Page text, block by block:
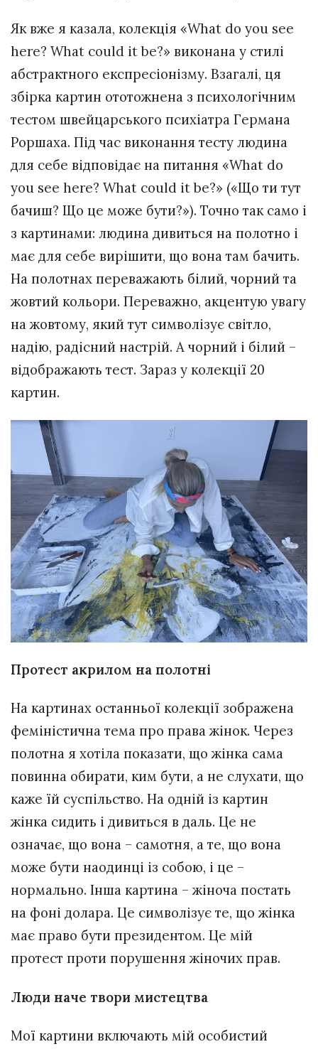
Як вже я казала, колекція «What do you see
here? What could it be?» виконана у стилі
абстрактного експресіонізму. Взагалі, ця
збірка картин ототожнена з психологічним
тестом швейцарського психіатра Германа
Роршаха. Під час виконання тесту людина
для себе відповідає на питання «What do
you see here? What could it be?» («Що ти тут
бачиш? Що це може бути?»). Точно так само і
з картинами: людина дивиться на полотно і
має для себе вирішити, що вона там бачить.
На полотнах переважають білий, чорний та
жовтий кольори. Переважно, акцентую увагу
на жовтому, який тут символізує світло,
надію, радісний настрій. А чорний і білий –
відображають тест. Зараз у колекції 20
картин.
Протест акрилом на полотні
На картинах останньої колекції зображена
феміністична тема про права жінок. Через
полотна я хотіла показати, що жінка сама
повинна обирати, ким бути, а не слухати, що
каже їй суспільство. На одній із картин
жінка сидить і дивиться в даль. Це не
означає, що вона – самотня, а те, що вона
може бути наодинці із собою, і це –
нормально. Інша картина – жіноча постать
на фоні долара. Це символізує те, що жінка
має право бути президентом. Це мій
протест проти порушення жіночих прав.
Люди наче твори мистецтва
Мої картини включають мій особистий